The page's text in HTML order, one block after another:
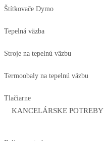
Štítkovače Dymo
Tepelná väzba
Stroje na tepelnú väzbu
Termoobaly na tepelnú väzbu
Tlačiarne
KANCELÁRSKE POTREBY